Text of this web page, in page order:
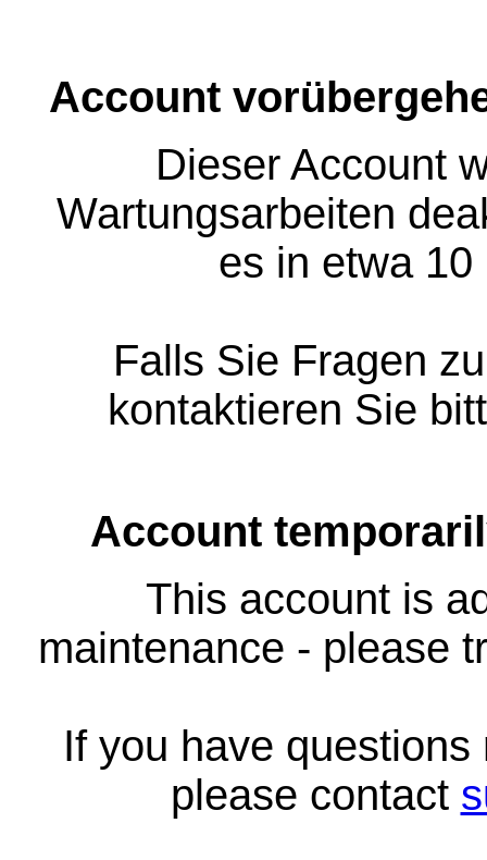
Account
Dieser Account
Wartungsarbeiten
es in etwa
Falls Sie Fragen
kontaktieren Sie
Account
This account is
maintenance - please
If you have
please contact